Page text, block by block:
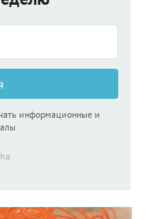
информационные и